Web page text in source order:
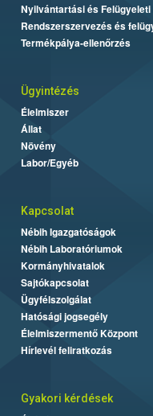
Nyilvántartási és Felügyeleti
Rendszerszervezés és
Termékpálya-ellenőrzés
Ügyintézés
Élelmiszer
Állat
Növény
Labor/Egyéb
Kapcsolat
Nébih Igazgatóságok
Nébih Laboratóriumok
Kormányhivatalok
Sajtókapcsolat
Ügyfélszolgálat
Hatósági jogsegély
Élelmiszermentő Központ
Hírlevél feliratkozás
Gyakori kérdések